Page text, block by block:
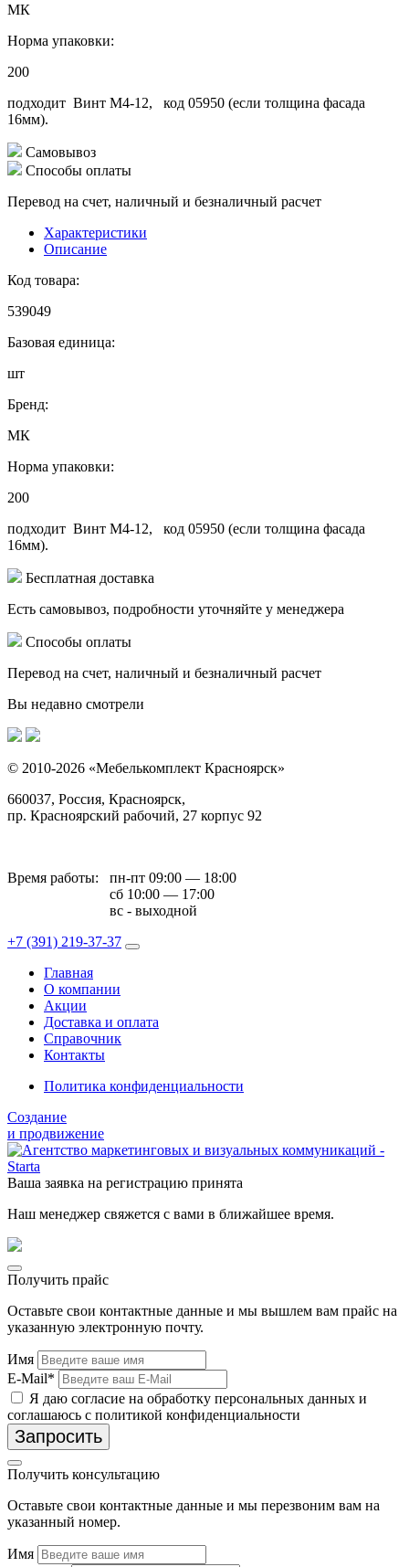
МК
Норма упаковки:
200
подходит Винт М4-12, код 05950 (если толщина фасада
16мм).
Самовывоз
Способы оплаты
Перевод на счет, наличный и безналичный расчет
Характеристики
Описание
Код товара:
539049
Базовая единица:
шт
Бренд:
МК
Норма упаковки:
200
подходит Винт М4-12, код 05950 (если толщина фасада
16мм).
Бесплатная доставка
Есть самовывоз, подробности уточняйте у менеджера
Способы оплаты
Перевод на счет, наличный и безналичный расчет
Вы недавно смотрели
© 2010-2026 «Мебелькомплект Красноярск»
660037, Россия, Красноярск,
пр. Красноярский рабочий, 27 корпус 92
Время работы:
пн-пт 09:00 — 18:00
сб 10:00 — 17:00
вс - выходной
+7 (391) 219-37-37
Главная
О компании
Акции
Доставка и оплата
Справочник
Контакты
Политика конфиденциальности
Создание
и продвижение
Ваша заявка на регистрацию принята
Наш менеджер свяжется с вами в ближайшее время.
Получить прайс
Оставьте свои контактные данные и мы вышлем вам прайс на
указанную электронную почту.
Имя
E-Mail*
Я даю согласие на обработку персональных данных и
соглашаюсь с политикой конфиденциальности
Запросить
Получить консультацию
Оставьте свои контактные данные и мы перезвоним вам на
указанный номер.
Имя